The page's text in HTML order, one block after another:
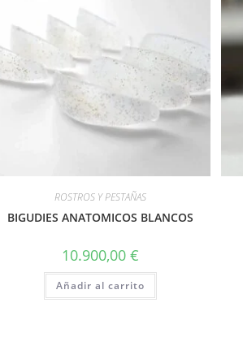
ROSTROS Y PESTAÑAS
BIGUDIES ANATOMICOS BLANCOS
10.900,00 €
Añadir al carrito